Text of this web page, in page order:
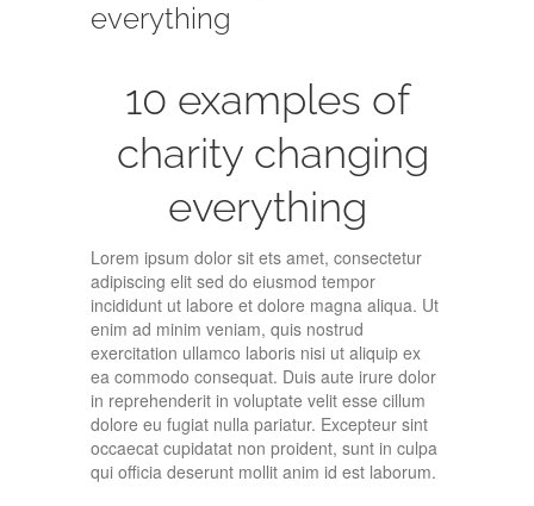
everything
10 examples of
charity changing
everything
Lorem ipsum dolor sit ets amet, consectetur
adipiscing elit sed do eiusmod tempor
incididunt ut labore et dolore magna aliqua. Ut
enim ad minim veniam, quis nostrud
exercitation ullamco laboris nisi ut aliquip ex
ea commodo consequat. Duis aute irure dolor
in reprehenderit in voluptate velit esse cillum
dolore eu fugiat nulla pariatur. Excepteur sint
occaecat cupidatat non proident, sunt in culpa
qui officia deserunt mollit anim id est laborum.